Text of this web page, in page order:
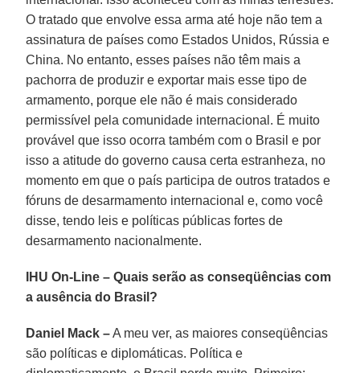
O tratado que envolve essa arma até hoje não tem a
assinatura de países como Estados Unidos, Rússia e
China. No entanto, esses países não têm mais a
pachorra de produzir e exportar mais esse tipo de
armamento, porque ele não é mais considerado
permissível pela comunidade internacional. É muito
provável que isso ocorra também com o Brasil e por
isso a atitude do governo causa certa estranheza, no
momento em que o país participa de outros tratados e
fóruns de desarmamento internacional e, como você
disse, tendo leis e políticas públicas fortes de
desarmamento nacionalmente.
IHU On-Line – Quais serão as conseqüências com
a ausência do Brasil?
Daniel Mack –A meu ver, as maiores conseqüências
são políticas e diplomáticas. Política e